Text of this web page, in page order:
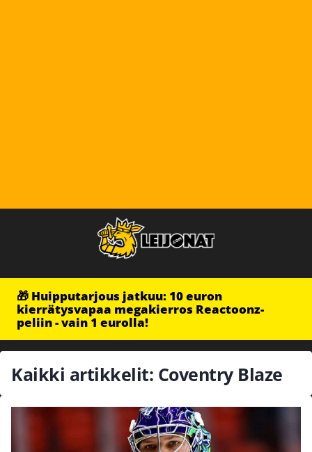
🎁 Huipputarjous jatkuu: 10 euron
kierrätysvapaa megakierros Reactoonz-
peliin - vain 1 eurolla!
Kaikki artikkelit: Coventry Blaze